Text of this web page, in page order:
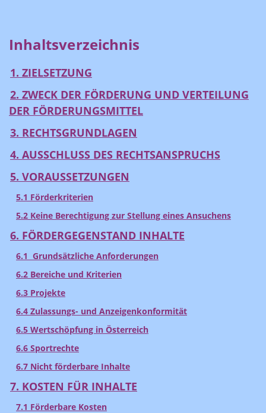
Inhaltsverzeichnis
1. ZIELSETZUNG
2. ZWECK DER FÖRDERUNG UND VERTEILUNG
DER FÖRDERUNGSMITTEL
3. RECHTSGRUNDLAGEN
4. AUSSCHLUSS DES RECHTSANSPRUCHS
5. VORAUSSETZUNGEN
5.1 Förderkriterien
5.2 Keine Berechtigung zur Stellung eines Ansuchens
6. FÖRDERGEGENSTAND INHALTE
6.1 Grundsätzliche Anforderungen
6.2 Bereiche und Kriterien
6.3 Projekte
6.4 Zulassungs- und Anzeigenkonformität
6.5 Wertschöpfung in Österreich
6.6 Sportrechte
6.7 Nicht förderbare Inhalte
7. KOSTEN FÜR INHALTE
7.1 Förderbare Kosten